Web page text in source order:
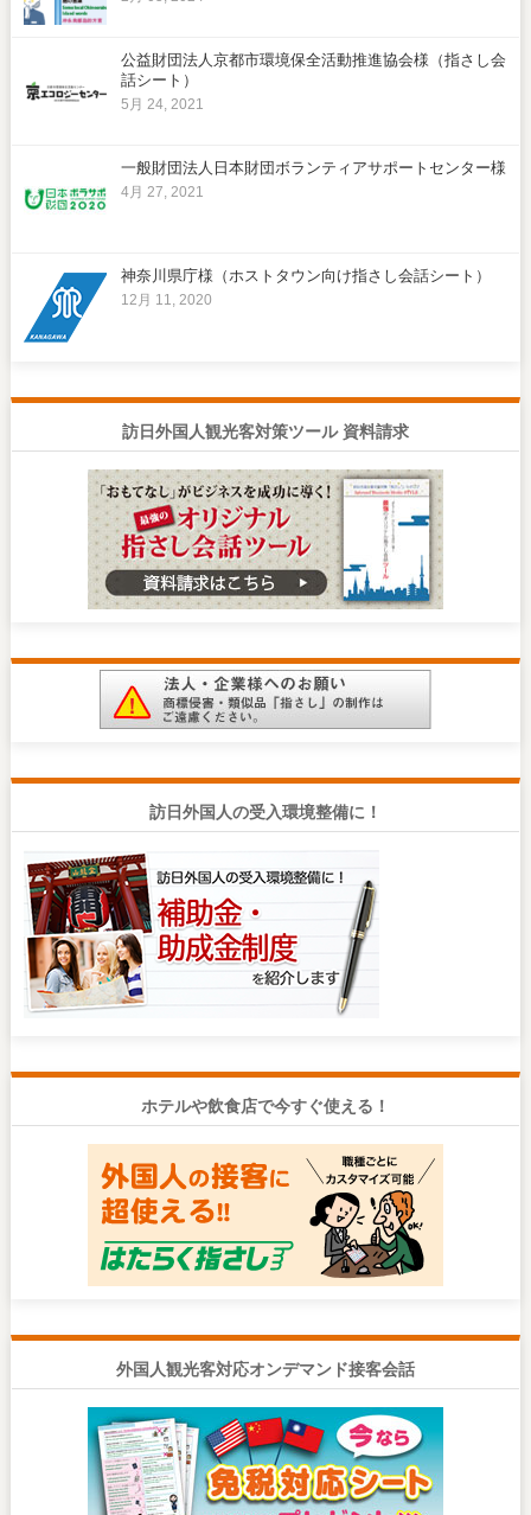
公益財団法人京都市環境保全活動推進協会様（指さし会
話シート）
5月 24, 2021
一般財団法人日本財団ボランティアサポートセンター様
4月 27, 2021
神奈川県庁様（ホストタウン向け指さし会話シート）
12月 11, 2020
訪日外国人観光客対策ツール 資料請求
訪日外国人の受入環境整備に！
ホテルや飲食店で今すぐ使える！
外国人観光客対応オンデマンド接客会話